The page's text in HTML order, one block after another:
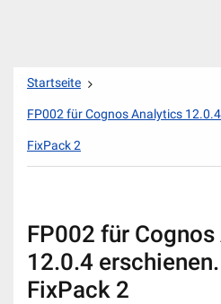
Zum
springen
Startseite
FP002 für Cognos Analytics
FixPack 2
FP002 für
12.0.4
FixPack 2